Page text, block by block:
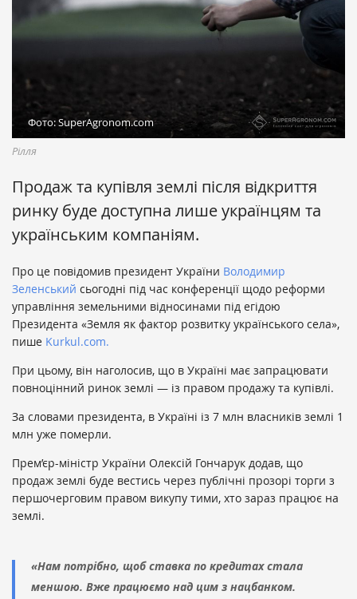
Фото: SuperAgronom.com
Рілля
Продаж та купівля землі після відкриття
ринку буде доступна лише українцям та
українським компаніям.
Про це повідомив президент України Володимир
Зеленський сьогодні під час конференції щодо реформи
управління земельними відносинами під егідою
Президента «Земля як фактор розвитку українського села»,
пише Kurkul.com.
При цьому, він наголосив, що в Україні має запрацювати
повноцінний ринок землі — із правом продажу та купівлі.
За словами президента, в Україні із 7 млн власників землі 1
млн уже померли.
Прем’єр-міністр України Олексій Гончарук додав, що
продаж землі буде вестись через публічні прозорі торги з
першочерговим правом викупу тими, хто зараз працює на
землі.
«Нам потрібно, щоб ставка по кредитах стала
меншою. Вже працюємо над цим з нацбанком.